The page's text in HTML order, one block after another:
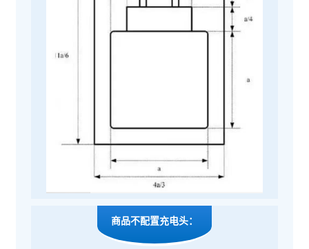
商品不配置充电头：